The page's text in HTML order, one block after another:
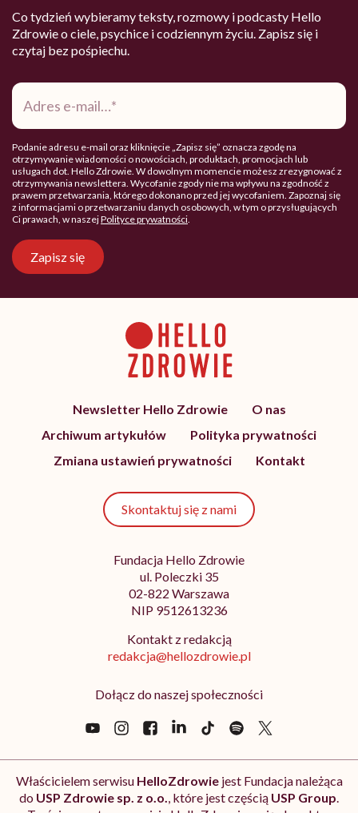
Co tydzień wybieramy teksty, rozmowy i podcasty Hello
Zdrowie o ciele, psychice i codziennym życiu. Zapisz się i
czytaj bez pośpiechu.
Adres
mail*
Podanie adresu e-mail oraz kliknięcie „Zapisz się” oznacza zgodę na
otrzymywanie wiadomości o nowościach, produktach, promocjach lub
usługach dot. Hello Zdrowie. W dowolnym momencie możesz zrezygnować z
otrzymywania newslettera. Wycofanie zgody nie ma wpływu na zgodność z
prawem przetwarzania, którego dokonano przed jej wycofaniem. Zapoznaj się
z informacjami o przetwarzaniu danych osobowych, w tym o przysługujących
Ci prawach, w naszejPolityce prywatności.
Zapisz się
Newsletter Hello Zdrowie
O nas
Archiwum artykułów
Polityka prywatności
Zmiana ustawień prywatności
Kontakt
Skontaktuj się z nami
Fundacja Hello Zdrowie
ul. Poleczki 35
02-822 Warszawa
NIP 9512613236
Kontakt z redakcją
redakcja@hellozdrowie.pl
Dołącz do naszej społeczności
Właścicielem serwisu HelloZdrowiejest Fundacja należąca
do USP Zdrowie sp. z o.o., które jest częścią USP Group.